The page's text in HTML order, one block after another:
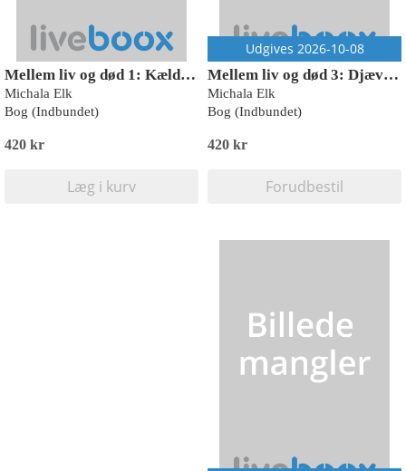
Mellem liv og død 1: Kælderen
Michala Elk
Bog (Indbundet)
420 kr
Læg i kurv
Udgives 2026-10-08
Mellem liv og død 3: Djævlen
Michala Elk
Bog (Indbundet)
420 kr
Forudbestil